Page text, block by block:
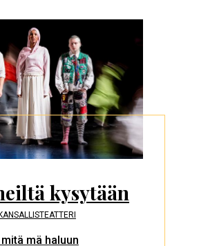
kysytään
mä haluun